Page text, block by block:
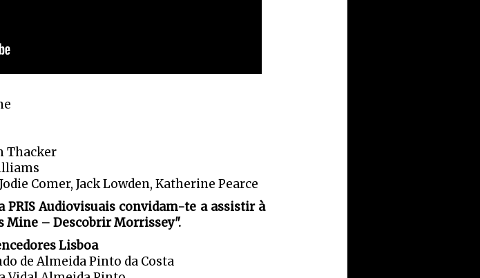
Thacker
Comer, Jack Lowden, Katherine Pearce
PRIS Audiovisuais convidam-te a assistir à
Mine – Descobrir Morrissey".
Lisboa
de Almeida Pinto da Costa